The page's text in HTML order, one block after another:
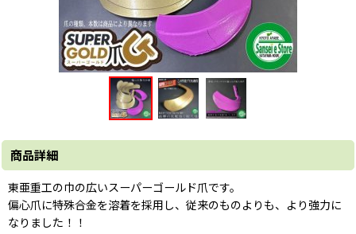
商品詳細
東亜重工の巾の広いスーパーゴールド爪です。
偏心爪に特殊合金を溶着を採用し、従来のものよりも、より強力に
なりました！！